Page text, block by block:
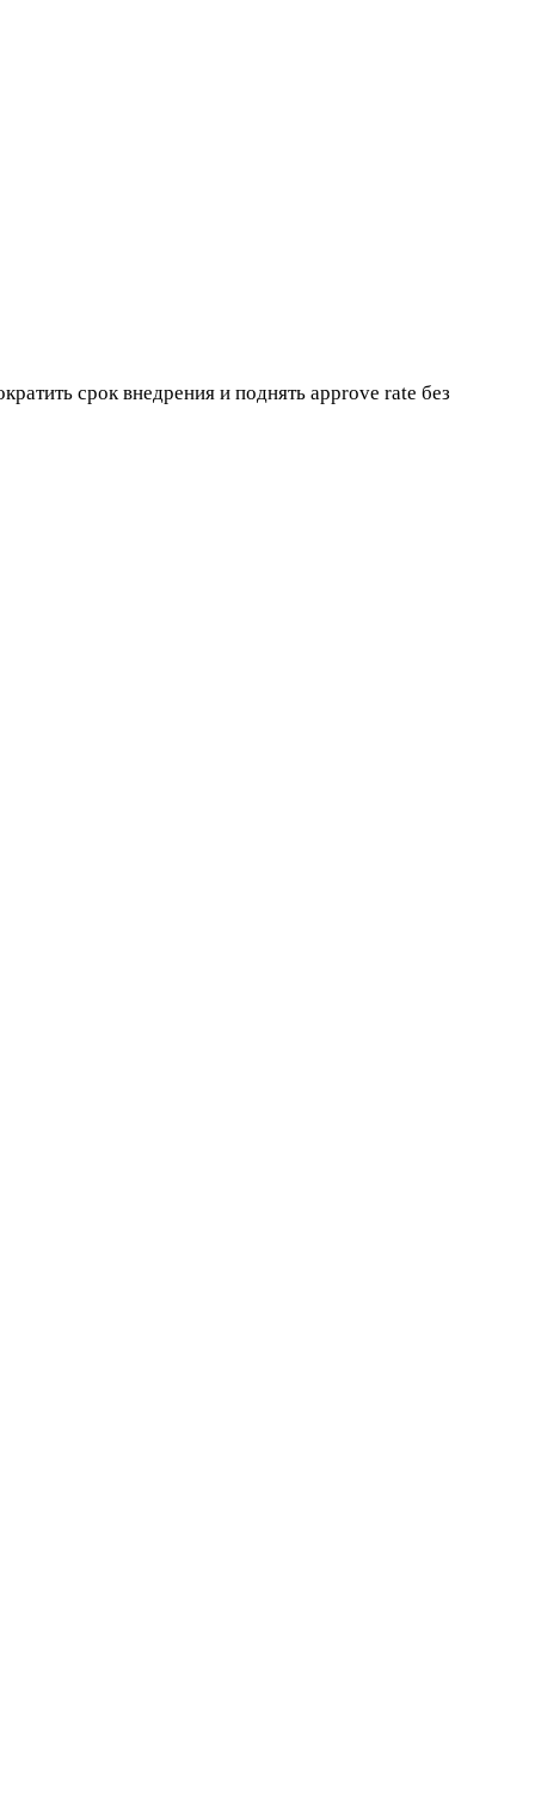
срок внедрения и поднять approve rate без